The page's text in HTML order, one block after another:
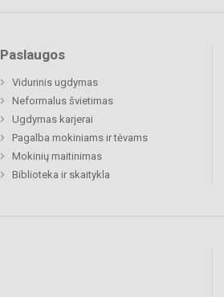
Paslaugos
Vidurinis ugdymas
Neformalus švietimas
Ugdymas karjerai
Pagalba mokiniams ir tėvams
Mokinių maitinimas
Biblioteka ir skaitykla